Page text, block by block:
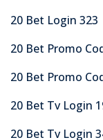
20 Bet Login 323
20 Bet Promo
20 Bet Promo
20 Bet Tv Login
20 Bet Tv Login